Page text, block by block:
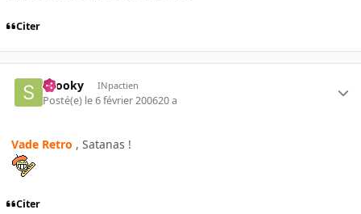
Citer
snooky INpactien
Posté(e) le 6 février 200620 a
Vade Retro , Satanas !
Citer